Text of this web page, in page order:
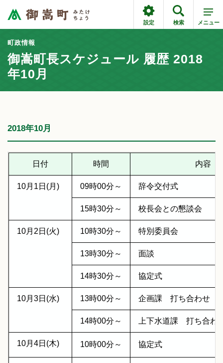
設定 検索 メニュー
町政情報
御嵩町長スケジュール 履歴 2018
年10月
2018年10月
日付 時間 内容
10月1日(月) 09時00分～ 辞令交付式
15時30分～ 校長会との懇談会
10月2日(火) 10時30分～ 特別委員会
13時30分～ 面談
14時30分～ 協定式
10月3日(水) 13時00分～ 企画課 打ち合わせ
14時00分～ 上下水道課 打ち合わ
10月4日(木) 10時00分～ 協定式